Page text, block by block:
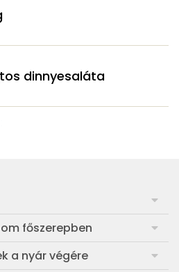
dinnyesaláta
főszerepben
a nyár végére